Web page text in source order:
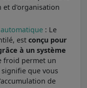
et d'organisation
: Le
est conçu pour
à un système
froid permet un
que vous
de